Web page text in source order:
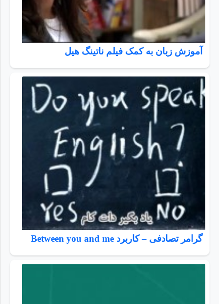
آموزش زبان به کمک فیلم ناتینگ هیل
گرامر تصادفی – کاربرد Between you and me